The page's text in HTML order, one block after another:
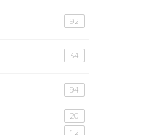
92
34
94
20
12